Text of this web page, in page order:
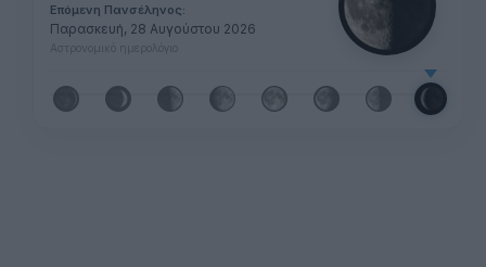
Επόμενη Πανσέληνος:
Παρασκευή, 28 Αυγούστου 2026
Αστρονομικό ημερολόγιο